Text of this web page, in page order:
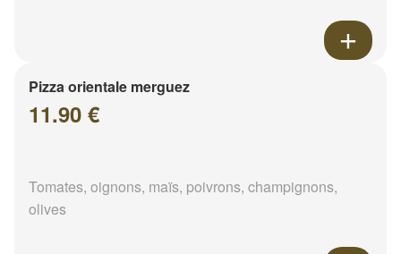
Pizza orientale merguez
11.90 €
Tomates, oignons, maïs, poivrons, champignons,
olives